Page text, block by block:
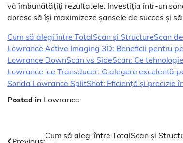
vă îmbunătățiți rezultatele. Investiția într-un
doresc să își maximizeze șansele de succes și
Cum să alegi între TotalScan și StructureScan
Lowrance Active Imaging 3D: Beneficii pentru
Lowrance DownScan vs SideScan: Ce
Lowrance Ice Transducer: O alegere excelentă
Sonda Lowrance SplitShot: Eficiență și precizie
Posted in Lowrance
Navigare
Previous:
Cum să alegi între TotalScan și